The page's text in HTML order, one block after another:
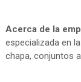
Acerca de la
especializada en
chapa, conjuntos